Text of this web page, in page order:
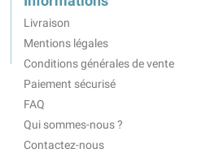
Livraison
Mentions légales
Conditions générales de vente
Paiement sécurisé
FAQ
Qui sommes-nous ?
Contactez-nous